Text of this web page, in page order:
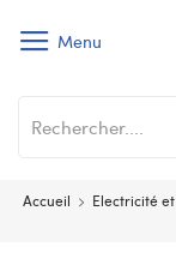
Menu
Accueil Electricité